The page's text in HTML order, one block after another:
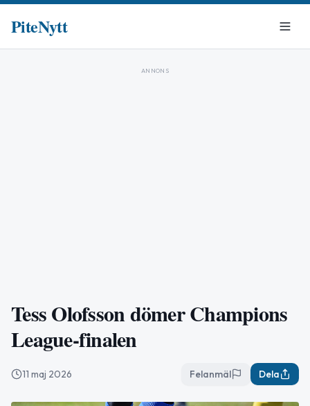
PiteNytt
ANNONS
Tess Olofsson dömer Champions
League-finalen
11 maj 2026 Felanmäl Dela